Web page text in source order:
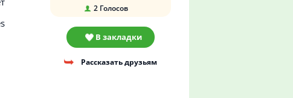
2Голосов
В закладки
Рассказать друзьям